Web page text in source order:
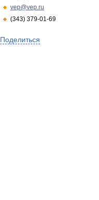
vep@vep.ru
(343) 379-01-69
Поделиться